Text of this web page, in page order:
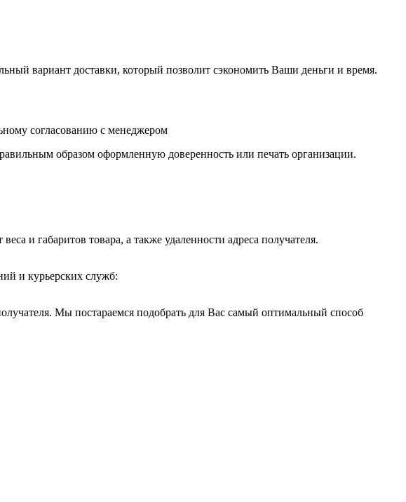
вариант доставки, который позволит сэкономить Ваши деньги и время.
согласованию с менеджером
образом оформленную доверенность или печать организации.
и габаритов товара, а также удаленности адреса получателя.
и курьерских служб:
Мы постараемся подобрать для Вас самый оптимальный способ